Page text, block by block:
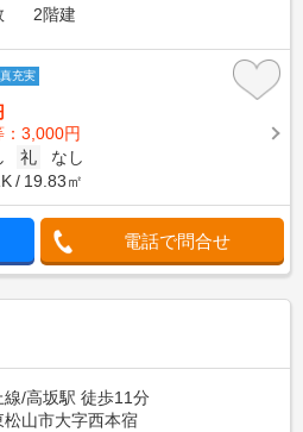
2階建
充実
3,000円
礼
なし
19.83㎡
電話で問合せ
線/高坂駅 徒歩11分
松山市大字西本宿